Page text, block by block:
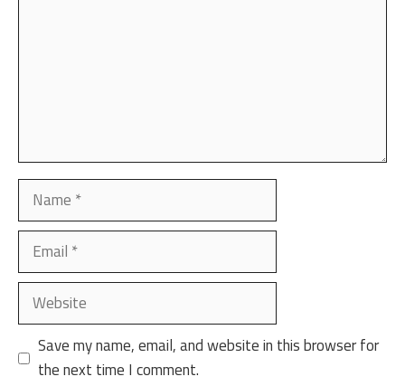
Name
Email
Website
Save my name, email, and website in this browser for
the next time I comment.